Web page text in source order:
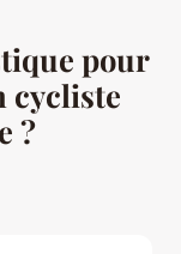
pour
cycliste
?